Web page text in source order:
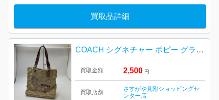
買取品詳細
COACH シグネチャー ポピー グラフィティ トートバッグ
買取金額 2,500 円
買取店舗
さすがや見附ショッピングセ
ンター店